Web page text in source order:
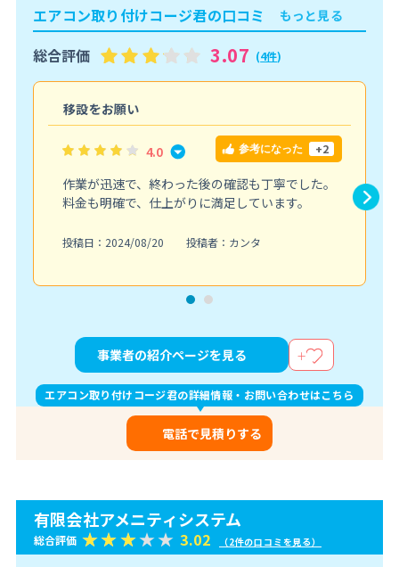
エアコン取り付けコージ君の口コミ
もっと見る
総合評価 3.07 (4件)
移設をお願い
4.0 参考になった +2
作業が迅速で、終わった後の確認も丁寧でした。
料金も明確で、仕上がりに満足しています。
投稿日：2024/08/20 投稿者：カンタ
事業者の紹介ページを見る
エアコン取り付けコージ君の詳細情報・お問い合わせはこちら
電話で見積りする
有限会社アメニティシステム
総合評価 3.02 （2件の口コミを見る）